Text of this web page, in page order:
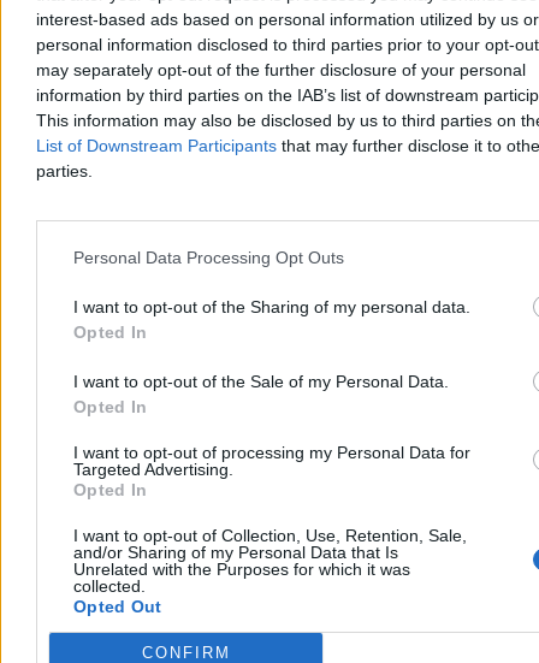
interest-based ads based on personal information utilized by us or
personal information disclosed to third parties prior to your opt-
may separately opt-out of the further disclosure of your personal
information by third parties on the IAB’s list of downstream
This information may also be disclosed by us to third parties on
List of Downstream Participants that may further disclose it to
parties.
Personal Data Processing Opt Outs
I want to opt-out of the Sharing of my personal data.
Opted In
I want to opt-out of the Sale of my Personal Data.
Opted In
I want to opt-out of processing my Personal Data for
Targeted Advertising.
Opted In
I want to opt-out of Collection, Use, Retention, Sale,
and/or Sharing of my Personal Data that Is
Unrelated with the Purposes for which it was
collected.
Opted Out
CONFIRM
12:02Żurnalista pokazał twarz i ją stracił? Ekspertka: Upadł mit
Krokodylek Tirek i Alvin Gajadhur w opałach, czyli sprawa o
naruszenie dyscypliny finansów
10:24Lewica bojkotuje marsz DIOZ ku pamięci Litewki. „To
wykorzystywanie jego śmierci”
10:00Niepokojące dane z rynku pracy. 120 tys. więcej
bezrobotnych niż rok temu
09:56Kaczyński publikuje zdjęcie z Morawieckim i Czarnkiem.
„Do zwycięstwa”
Zandberg o długu Żurnalisty: Kradzież pensji
Co dalej z aferą Polnordu? Giertych wieszczy finał sprawy,
Nieoficjalnie: Kral w Izraelu. Miliony zniknęły, a śledztwo
nabiera tempa
Zarobił fortunę na upadku Maduro. Grożą mu poważne
Morawiecki jeszcze może opuścić PiS. Polacy mają w tej
sprawie swoje zdanie
Przełom między Izraelem i Libanem. Trump ogłasza
Dwa sposoby na uzdrowienie Trybunału. „Śledztwo nie
wyciągnie nas z impasu”
Polska to nie jest kraj dla ofiar molestowania seksualnego